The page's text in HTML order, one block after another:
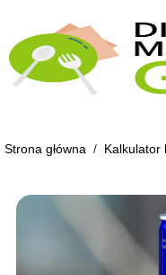
Strona główna / Kalkulator